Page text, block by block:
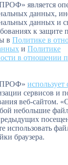
является
данных,
данных и
к защите
в Политике в
и Политике
в отношении
сервисов и
веб-сайтом.
небольшие
использовать
браузера.